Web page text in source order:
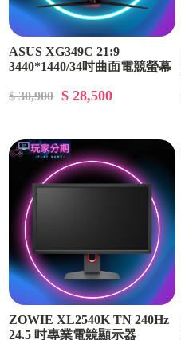
ASUS XG349C 21:9
3440*1440/34吋曲面電競螢幕
$ 30,900 $ 28,500
ZOWIE XL2540K TN 240Hz
24.5 吋專業電竸顯示器